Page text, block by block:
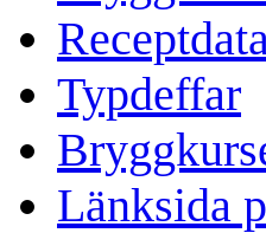
Typdeffar
Länksida